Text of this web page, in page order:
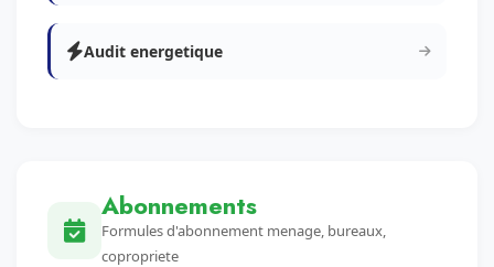
Audit energetique
Abonnements
Formules d'abonnement menage, bureaux,
copropriete